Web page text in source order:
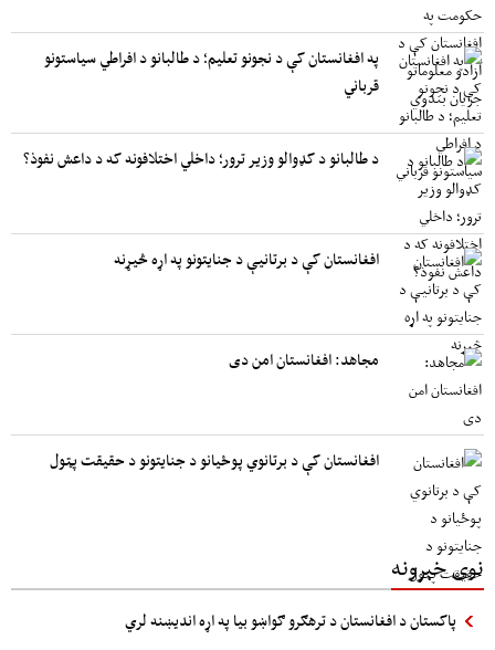
په افغانستان کې د نجونو تعلیم؛ د طالبانو د افراطي سیاستونو
قرباني
د طالبانو د کډوالو وزیر ترور؛ داخلي اختلافونه که د داعش نفوذ؟
افغانستان کې د برتانیې د جنایتونو په اړه څیړنه
مجاهد: افغانستان امن دی
افغانستان کې د برتانوي پوځیانو د جنایتونو د حقیقت پټول
نوی خبرونه
پاکستان د افغانستان د ترهګرو ګواښو بیا په اړه اندیښنه لري